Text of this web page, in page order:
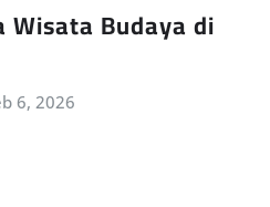
Budaya di
6, 2026